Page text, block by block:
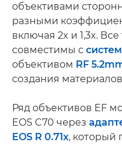
объективами
разными
включая 2x и 1,3x.
совместимы с
объективом RF
создания материалов
Ряд объективов EF
EOS C70 через
EOS R 0.71x, который